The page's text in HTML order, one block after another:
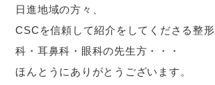
日進地域の方々、
CSCを信頼して紹介をしてくださる整
科・耳鼻科・眼科の先生方・・・
ほんとうにありがとうございます。